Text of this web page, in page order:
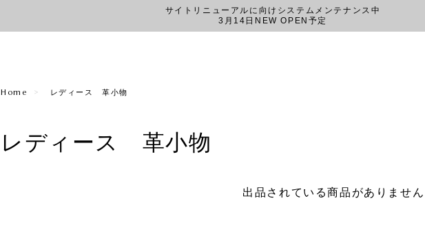
サイトリニューアルに向けシステムメンテナンス中
3月14日NEW OPEN予定
Home レディース 革小物
レディース 革小物
出品されている商品がありませ